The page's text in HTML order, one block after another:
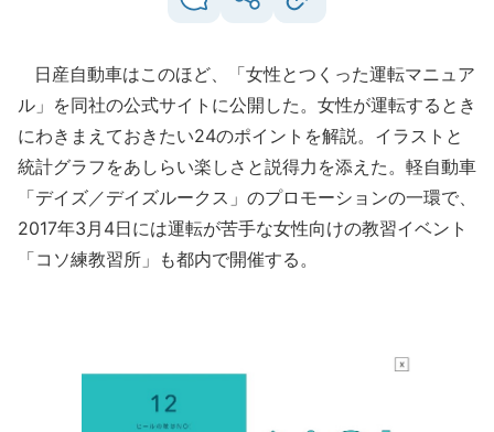
日産自動車はこのほど、「女性とつくった運転マニュア
ル」を同社の公式サイトに公開した。女性が運転するとき
にわきまえておきたい24のポイントを解説。イラストと
統計グラフをあしらい楽しさと説得力を添えた。軽自動車
「デイズ／デイズルークス」のプロモーションの一環で、
2017年3月4日には運転が苦手な女性向けの教習イベント
「コソ練教習所」も都内で開催する。